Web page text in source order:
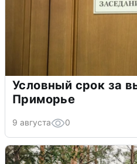
Условный срок за
Приморье
9 августа 0